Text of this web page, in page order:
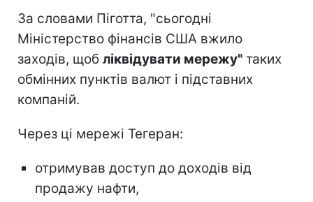
За словами Піготта, "сьогодні
Міністерство фінансів США вжило
заходів, щоб ліквідувати мережу" таких
обмінних пунктів валют і підставних
компаній.
Через ці мережі Тегеран:
отримував доступ до доходів від
продажу нафти,